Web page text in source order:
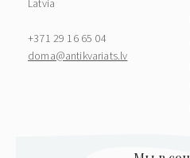
Latvia
+371 29 16 65 04
doma@antikvariats.lv